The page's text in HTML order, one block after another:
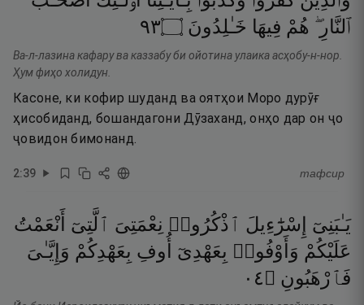
ٱلنَّارِ ۖ هُمْ فِيهَا خَـٰلِدُونَ ۝٣٩
Ва-л-лазина кафару ва каззабу би ойотина улаика асҳобу-н-нор.
Ҳум фиҳо холидун.
Касоне, ки кофир шуданд ва оятҳои Моро дурӯғ
ҳисобиданд, бошандагони Дӯзаханд, онҳо дар он ҷо
ҷовидон бимонанд.
2:39 тафсир
يَـٰبَنِىٓ إِسْرَٰٓءِيلَ ٱذْكُرُوا۟ نِعْمَتِىَ ٱلَّتِىٓ أَنْعَمْتُ
عَلَيْكُمْ وَأَوْفُوا۟ بِعَهْدِىٓ أُوفِ بِعَهْدِكُمْ وَإِيَّـٰىَ
فَٱرْهَبُونِ ۝٤٠